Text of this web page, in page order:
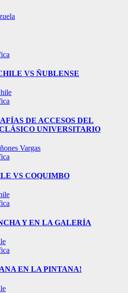
VS ÑUBLENSE
DE ACCESOS DEL
UNIVERSITARIO
Vargas
VS COQUIMBO
Y EN LA GALERÍA
EN LA PINTANA!